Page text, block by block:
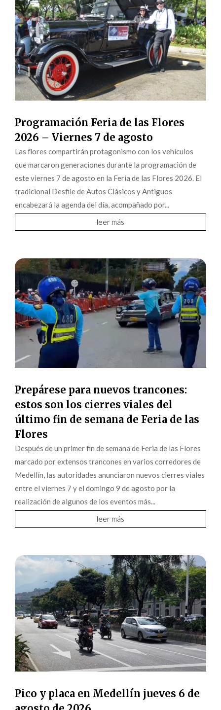
Programación Feria de las Flores
2026 – Viernes 7 de agosto
Las flores compartirán protagonismo con los vehículos
que marcaron generaciones durante la programación de
este viernes 7 de agosto en la Feria de las Flores 2026. El
tradicional Desfile de Autos Clásicos y Antiguos
encabezará la agenda del día, acompañado por...
leer más
Prepárese para nuevos trancones:
estos son los cierres viales del
último fin de semana de Feria de las
Flores
Después de un primer fin de semana de Feria de las Flores
marcado por extensos trancones en varios corredores de
Medellín, las autoridades anunciaron nuevos cierres viales
entre el viernes 7 y el domingo 9 de agosto por la
realización de algunos de los eventos más...
leer más
Pico y placa en Medellín jueves 6 de